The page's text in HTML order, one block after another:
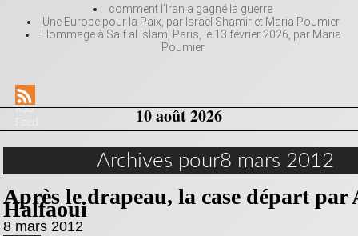
comment l’Iran a gagné la guerre
Une Europe pour la Paix, par Israël Shamir et Maria Poumier
Hommage à Saif al Islam, Paris, le 13 février 2026, par Maria
Poumier
RSS
10 août 2026
Archives pour8 mars 2012
Après le drapeau, la case départ par
Halfaoui
8 mars 2012